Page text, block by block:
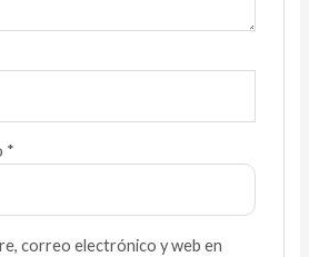
*
correo electrónico y web en